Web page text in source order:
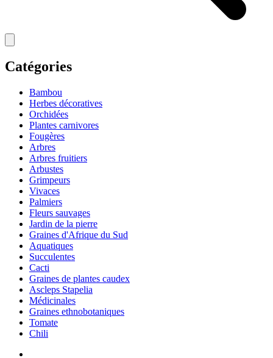
Catégories
Bambou
Herbes décoratives
Orchidées
Plantes carnivores
Fougères
Arbres
Arbres fruitiers
Arbustes
Grimpeurs
Vivaces
Palmiers
Fleurs sauvages
Jardin de la pierre
Graines d'Afrique du Sud
Aquatiques
Succulentes
Cacti
Graines de plantes caudex
Ascleps Stapelia
Médicinales
Graines ethnobotaniques
Tomate
Chili